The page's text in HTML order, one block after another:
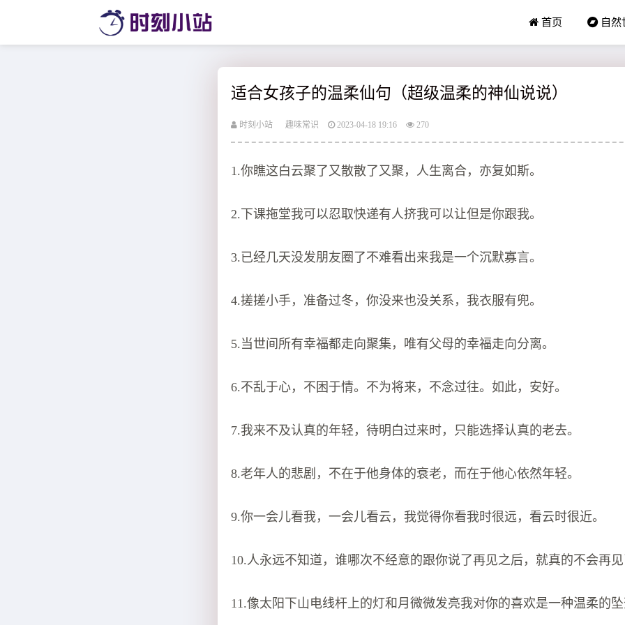
首页 自然
适合女孩子的温柔仙句（超级温柔的神仙说说）
时刻小站 趣味常识 2023-04-18 19:16 270
1.你瞧这白云聚了又散散了又聚，人生离合，亦复如斯。
2.下课拖堂我可以忍取快递有人挤我可以让但是你跟我。
3.已经几天没发朋友圈了不难看出来我是一个沉默寡言。
4.搓搓小手，准备过冬，你没来也没关系，我衣服有兜。
5.当世间所有幸福都走向聚集，唯有父母的幸福走向分离。
6.不乱于心，不困于情。不为将来，不念过往。如此，安好。
7.我来不及认真的年轻，待明白过来时，只能选择认真的老去。
8.老年人的悲剧，不在于他身体的衰老，而在于他心依然年轻。
9.你一会儿看我，一会儿看云，我觉得你看我时很远，看云时很近。
10.人永远不知道，谁哪次不经意的跟你说了再见之后，就真的不会再见
11.像太阳下山电线杆上的灯和月微微发亮我对你的喜欢是一种温柔的坠